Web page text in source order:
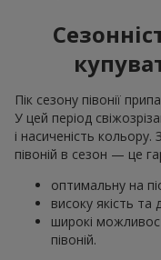
Пік сезону півонії
У цей період
і насиченість
півоній в сезон — це
оптимальну на
високу якість та
широкі
півоній.